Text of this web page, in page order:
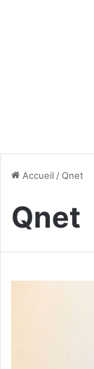
Accueil /Qnet
Qnet